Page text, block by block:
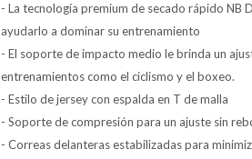
- La tecnología premium de secado rápido NB
ayudarlo a dominar su entrenamiento
- El soporte de impacto medio le brinda un
entrenamientos como el ciclismo y el boxeo.
- Estilo de jersey con espalda en T de malla
- Soporte de compresión para un ajuste sin
- Correas delanteras estabilizadas para